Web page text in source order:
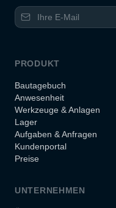
PRODUKT
Bautagebuch
Anwesenheit
Werkzeuge & Anlagen
Lager
Aufgaben & Anfragen
Kundenportal
Preise
UNTERNEHMEN